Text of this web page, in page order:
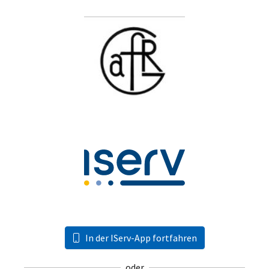
In der IServ-App fortfahren